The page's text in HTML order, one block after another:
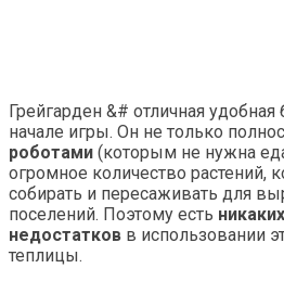
Грейгарден &# отличная удобная
начале игры. Он не только
роботами (которым не нужна
огромное количество растений,
собирать и пересаживать для
поселений. Поэтому есть
недостатков в использовании
теплицы.